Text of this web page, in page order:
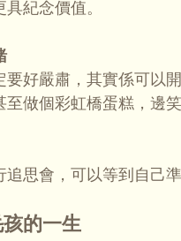
紀念價值。
要好嚴肅，其實係可以
做個彩虹橋蛋糕，邊
思會，可以等到自己
的一生